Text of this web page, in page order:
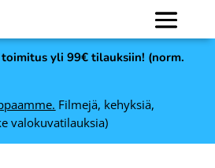
yli 99€ tilauksiin! (norm.
Filmejä, kehyksiä,
valokuvatilauksia)